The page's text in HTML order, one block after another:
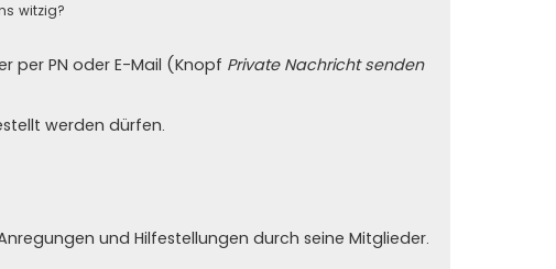
witzig?
per PN oder E-Mail (Knopf Private Nachricht senden
werden dürfen.
und Hilfestellungen durch seine Mitglieder.